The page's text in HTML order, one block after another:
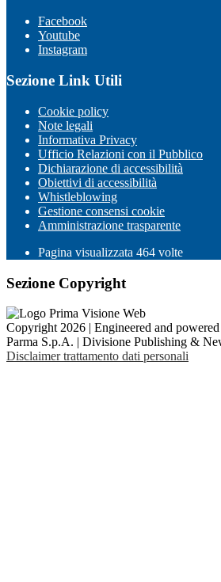
Facebook
Youtube
Instagram
Sezione Link Utili
Cookie policy
Note legali
Informativa Privacy
Ufficio Relazioni con il Pubblico
Dichiarazione di accessibilità
Obiettivi di accessibilità
Whistleblowing
Gestione consensi cookie
Amministrazione trasparente
Pagina visualizzata 464 volte
Sezione Copyright
Copyright 2026 | Engineered and
Parma S.p.A. | Divisione Publishing &
Disclaimer trattamento dati personali